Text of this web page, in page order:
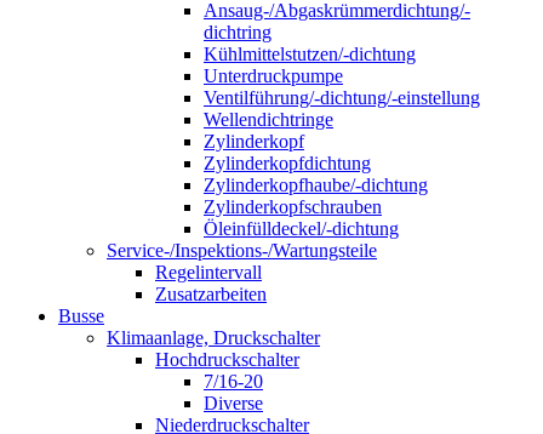
Ansaug-/Abgaskrümmerdichtung/-
dichtring
Kühlmittelstutzen/-dichtung
Unterdruckpumpe
Ventilführung/-dichtung/-einstellung
Wellendichtringe
Zylinderkopf
Zylinderkopfdichtung
Zylinderkopfhaube/-dichtung
Zylinderkopfschrauben
Öleinfülldeckel/-dichtung
Service-/Inspektions-/Wartungsteile
Regelintervall
Zusatzarbeiten
Busse
Klimaanlage, Druckschalter
Hochdruckschalter
7/16-20
Diverse
Niederdruckschalter